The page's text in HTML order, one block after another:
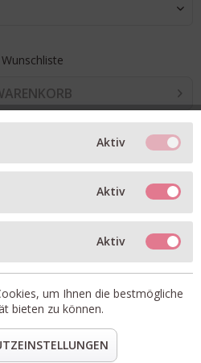
Wunschliste
B-BUFS
&% Elastomultiester, 2%
mail teilen
Aktiv
Aktiv
Aktiv
um Ihnen die bestmögliche
bieten zu können.